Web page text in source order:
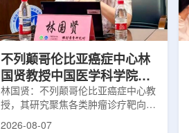
行较为复杂的书面说明，这对部分患
者和护理人员而言存在理解和操作难
度。雷莫·乔治博士LifeNuclear由
不列颠哥伦比亚癌症中心林
国贤教授中国医学科学院放
射医学研究所开展学术交流
林国贤：不列颠哥伦比亚癌症中心教
授，其研究聚焦各类肿瘤诊疗靶向放
射性药物开发，迄今已主导/参与发
2026-08-07